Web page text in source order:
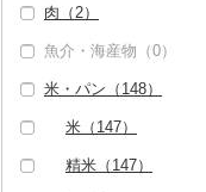
肉（2）
牛肉（精肉）（1）
ステーキ（0）
すき焼き（0）
しゃぶしゃぶ（0）
牛肉（加工品）（0）
豚肉（精肉）（0）
豚肉（加工品）（0）
魚介・海産物（0）
米・パン（148）
米（147）
精米（147）